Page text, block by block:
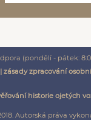
(pondělí - pátek:
zásady zpracování
historie ojetých
Autorská práva